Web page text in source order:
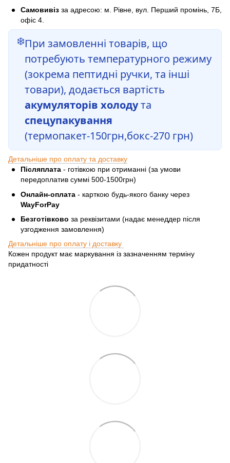
Самовивіз за адресою: м. Рівне, вул. Перший промінь, 7Б,
офіс 4.
❄️При замовленні товарів, що
потребують температурного режиму
(зокрема пептидні ручки, та інші
товари), додається вартість
акумуляторів холодута
спецупакування
(термопакет-150грн,бокс-270 грн)
Детальніше про оплату та доставку
Післяплата - готівкою при отриманні (за умови
передоплатив суммі 500-1500грн)
Онлайн-оплата - карткою будь-якого банку через
WayForPay
Безготівково за реквізитами (надає менеддер після
узгодження замовлення)
Детальніше про оплату і доставку
Кожен продукт має маркування із зазначенням терміну
придатності